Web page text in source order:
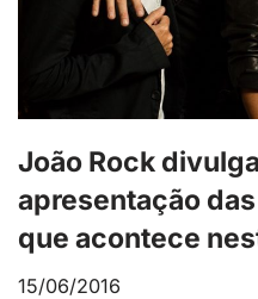
João Rock
apresentação
que acontece
15/06/2016